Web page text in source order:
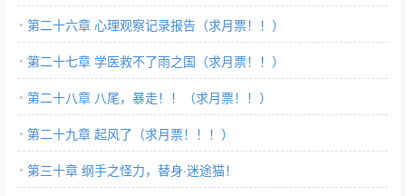
第二十六章 心理观察记录报告（求月票！！）
第二十七章 学医救不了雨之国（求月票！！）
第二十八章 八尾，暴走！！（求月票！！）
第二十九章 起风了（求月票！！！）
第三十章 纲手之怪力，替身·迷途猫！